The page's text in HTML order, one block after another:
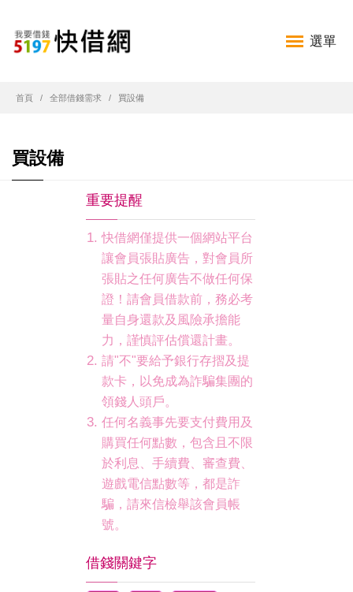
選單
首頁 全部借錢需求 買設備
買設備
重要提醒
快借網僅提供一個網站平台
讓會員張貼廣告，對會員所
張貼之任何廣告不做任何保
證！請會員借款前，務必考
量自身還款及風險承擔能
力，謹慎評估償還計畫。
請"不"要給予銀行存摺及提
款卡，以免成為詐騙集團的
領錢人頭戶。
任何名義事先要支付費用及
購買任何點數，包含且不限
於利息、手續費、審查費、
遊戲電信點數等，都是詐
騙，請來信檢舉該會員帳
號。
借錢關鍵字